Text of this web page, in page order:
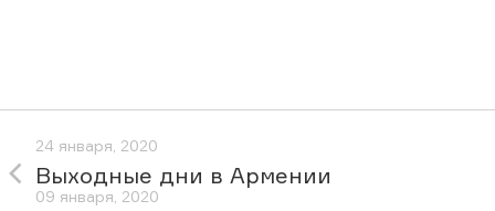
24 января, 2020
Выходные дни в Армении
09 января, 2020